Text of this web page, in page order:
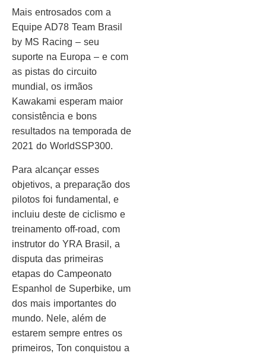
Mais entrosados com a
Equipe AD78 Team Brasil
by MS Racing – seu
suporte na Europa – e com
as pistas do circuito
mundial, os irmãos
Kawakami esperam maior
consistência e bons
resultados na temporada de
2021 do WorldSSP300.
Para alcançar esses
objetivos, a preparação dos
pilotos foi fundamental, e
incluiu deste de ciclismo e
treinamento off-road, com
instrutor do YRA Brasil, a
disputa das primeiras
etapas do Campeonato
Espanhol de Superbike, um
dos mais importantes do
mundo. Nele, além de
estarem sempre entres os
primeiros, Ton conquistou a